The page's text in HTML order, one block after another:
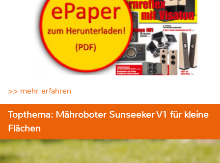
>> mehr erfahren
Topthema: Mähroboter Sunseeker V1 für kleine
Flächen